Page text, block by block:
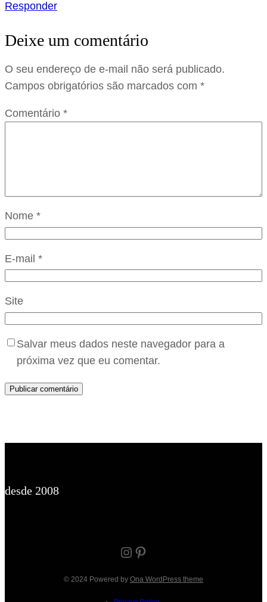
Responder
Deixe um comentário
O seu endereço de e-mail não será publicado.
Campos obrigatórios são marcados com *
Comentário *
Nome *
E-mail *
Site
Salvar meus dados neste navegador para a
próxima vez que eu comentar.
desde 2008
Instagram Pinterest
© 2024 Powered by Ona WordPress theme